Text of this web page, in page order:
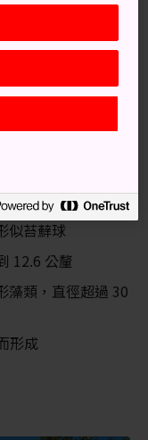
站出發，可以自
阿寒湖溫泉街的主
乘。從釧路車
，步行五分鐘，就
似苔蘚球
12.6 公釐
藻類，直徑超過 30
形成